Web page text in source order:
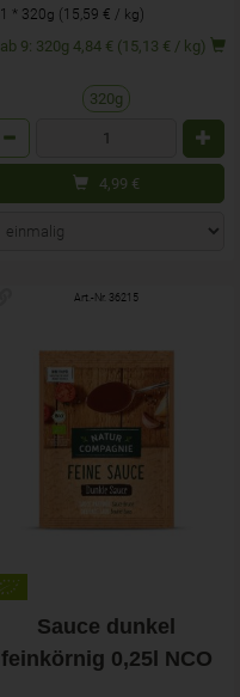
1 * 320g (15,59 € / kg)
ab 9: 320g 4,84 € (15,13 € / kg)
320g
4,99 €
Art.-Nr. 36215
Sauce dunkel
feinkörnig 0,25l NCO